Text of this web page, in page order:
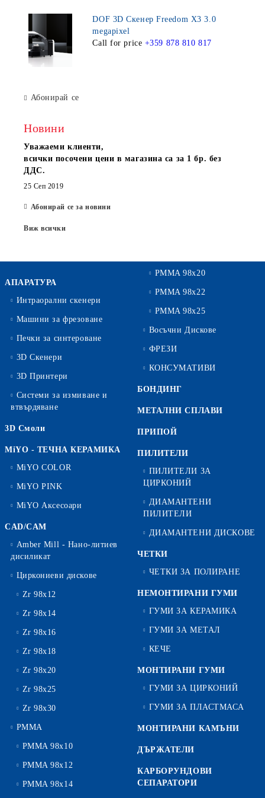
DOF 3D Скенер Freedom X3 3.0
megapixel
Call for price +359 878 810 817
Абонирай се
Новини
Уважаеми клиенти,
всички посочени цени в магазина са за 1 бр. без
ДДС.
25 Сеп 2019
Абонирай се за новини
Виж всички
АПАРАТУРА
Интраорални скенери
Машини за фрезоване
Печки за синтероване
3D Скенери
3D Принтери
Системи за измиване и
втвърдяване
3D Смоли
MiYO - ТЕЧНА КЕРАМИКА
MiYO COLOR
MiYO PINK
MiYO Аксесоари
CAD/CAM
Amber Mill - Нано-литиев
дисиликат
Циркониеви дискове
Zr 98x12
Zr 98x14
Zr 98x16
Zr 98x18
Zr 98x20
Zr 98x25
Zr 98x30
PMMA
PMMA 98x10
PMMA 98x12
PMMA 98x14
PMMA 98x20
PMMA 98x22
PMMA 98x25
Восъчни Дискове
ФРЕЗИ
КОНСУМАТИВИ
БОНДИНГ
МЕТАЛНИ СПЛАВИ
ПРИПОЙ
ПИЛИТЕЛИ
ПИЛИТЕЛИ ЗА
ЦИРКОНИЙ
ДИАМАНТЕНИ
ПИЛИТЕЛИ
ДИАМАНТЕНИ ДИСКОВЕ
ЧЕТКИ
ЧЕТКИ ЗА ПОЛИРАНЕ
НЕМОНТИРАНИ ГУМИ
ГУМИ ЗА КЕРАМИКА
ГУМИ ЗА МЕТАЛ
КЕЧЕ
МОНТИРАНИ ГУМИ
ГУМИ ЗА ЦИРКОНИЙ
ГУМИ ЗА ПЛАСТМАСА
МОНТИРАНИ КАМЪНИ
ДЪРЖАТЕЛИ
КАРБОРУНДОВИ
СЕПАРАТОРИ